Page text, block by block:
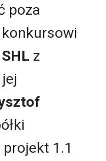
poza
SHL z
1.1